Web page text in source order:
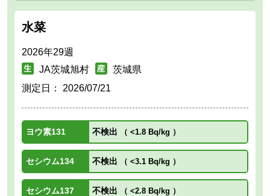
水菜
2026年29週
JA茨城旭村
茨城県
測定日： 2026/07/21
ヨウ素131 不検出 （ <1.8 Bq/kg ）
セシウム134 不検出 （ <3.1 Bq/kg ）
セシウム137 不検出 （ <2.8 Bq/kg ）